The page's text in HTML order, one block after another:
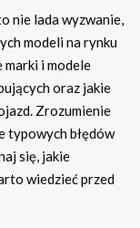
nie lada wyzwanie,
modeli na rynku
i modele
oraz jakie
Zrozumienie
typowych błędów
się, jakie
wiedzieć przed